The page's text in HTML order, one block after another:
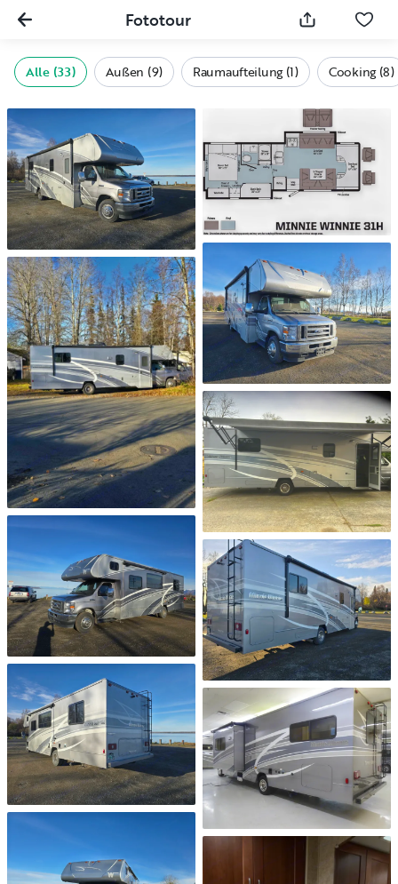
Fototour
Alle (33) Außen (9) Raumaufteilung (1) Cooking (8)